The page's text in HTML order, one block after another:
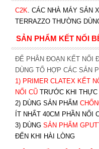
C2K. CÁC NHÀ MÁY SẢN
TERRAZZO THƯỜNG
SẢN PHẨM KẾT NỐI
ĐỂ PHÂN ĐOẠN KẾT NỐI
DÙNG TỔ HỢP CÁC SẢN
1) PRIMER CLATEX KẾT
NỐI CŨ TRƯỚC KHI THỰC
2) DÙNG SẢN PHẨM
ÍT NHẤT 40CM PHẦN NỐI
3) DÙNG SẢN PHẨM
ĐẾN KHI HÀI LÒNG